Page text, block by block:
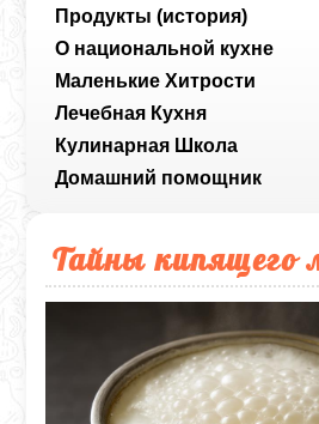
Продукты (история)
О национальной кухне
Маленькие Хитрости
Лечебная Кухня
Кулинарная Школа
Домашний помощник
Тайны кипящего